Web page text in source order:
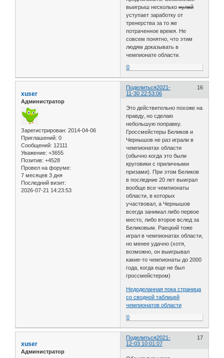
выигрыш нескольконулей
уступает заработку от
тренерства за то же
потраченное время. Не
совсем понятно, что этим
людям доказывать в
чемпионате области.
0
Поделиться 16
2021-
11-30 22:53:06
xuser
Администратор
Зарегистрирован: 2014-04-06
Приглашений: 0
Сообщений: 12111
Уважение: +3655
Позитив: +4528
Провел на форуме:
7 месяцев 3 дня
Последний визит:
2026-07-21 14:23:53
Это действительно похоже на
правду, но сделаю
небольшую поправку.
Гроссмейстеры Беликов и
Чернышов не раз играли в
чемпионатах области
(обычно когда это были
круговики с приличными
призами). При этом Беликов
в последние 20 лет выиграл
вообще все чемпионаты
области, в которых
участвовал, а Чернышов
всегда занимал либо первое
место, либо второе вслед за
Беликовым. Раецкий тоже
играл в чемпионатах области,
но менее удачно (хотя,
возможно, он выигрывал
какие-то чемпионаты до 2000
года, когда еще не был
гроссмейстером)
Недоделанная пока страница
со сводной таблицей
чемпионатов области
0
Поделиться 17
2021-
12-03 10:01:07
xuser
Администратор